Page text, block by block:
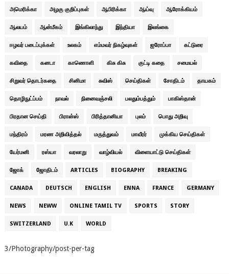
அமெரிக்கா அழகு குறிப்புகள் ஆபிரிக்கா ஆய்வு ஆரோக்கியம்
ஆலயம் ஆன்மீகம் இங்கிலாந்து இந்தியா இலங்கை
ஈழவர் படைப்புக்கள் உலகம் எம்மவர் நிகழ்வுகள் ஐரோப்பா கட்டுரை
கவிதை கனடா காணொளி கிசு கிசு குட்டி கதை சமையல்
சிறுவர் தொடர்கதை சினிமா சுவிஸ் செய்திகள் சோதிடம் தாயகம்
தொழிநுட்ப்பம் நாவல் நினைவஞ்சலி பலதும்பத்தும் பாகிஸ்தான்
பிரதான செய்தி பிரான்ஸ் பிரித்தானியா புலம் பொது அறிவு
மந்திரம் மரண அறிவித்தல் மருத்துவம் மாவீரர் முக்கிய செய்திகள்
யேர்மனி ரஸ்யா வரலாறு வாழ்வியல் விளையாட்டு செய்திகள்
ஜோக் ஜோதிடம் ARTICLES BIOGRAPHY BREAKING
CANADA DEUTSCH ENGLISH ENNA FRANCE GERMANY
NEWS NEWW ONLINE TAMIL TV SPORTS STORY
SWITZERLAND U.K WORLD
3/Photography/post-per-tag